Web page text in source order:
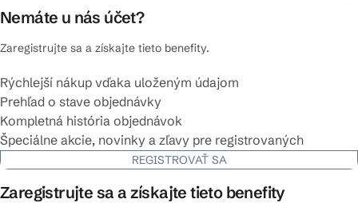
Nemáte u nás účet?
Zaregistrujte sa a získajte tieto benefity.
Rýchlejší nákup vďaka uloženým údajom
Prehľad o stave objednávky
Kompletná história objednávok
Špeciálne akcie, novinky a zľavy pre registrovaných
REGISTROVAŤ SA
Zaregistrujte sa a získajte tieto benefity